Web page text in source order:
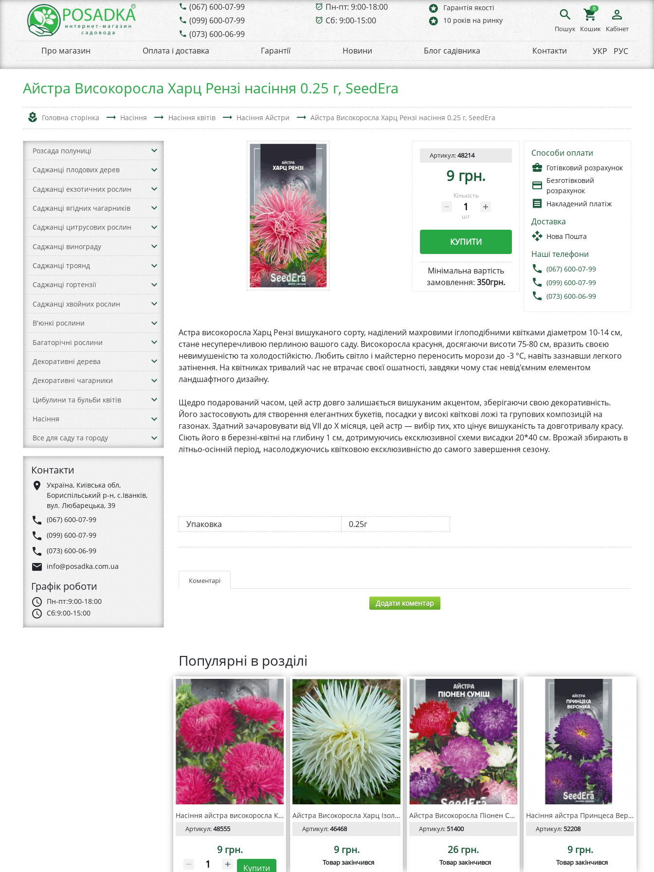
phone (067) 600-07-99
phone (099) 600-07-99
phone (073) 600-06-99
alarm_on Пн-пт: 9:00-18:00
alarm_on Сб: 9:00-15:00
stars Гарантія якості
stars 10 років на ринку search
Пошук
shopping_cart
0
Кошик
person_outline
Кабінет
Про магазин Оплата і доставка Гарантії Новини Блог садівника Контакти УКР РУС
Айстра Високоросла Харц Рензі насіння 0.25 г, SeedEra
local_florist Головна сторінка trending_flat Насіння trending_flat Насіння квітів trending_flat Насіння Айстри trending_flat Айстра Високоросла Харц Рензі насіння 0.25 г, SeedEra
Розсада полуниці keyboard_arrow_down
Саджанці плодових дерев keyboard_arrow_down
Саджанці екзотичних рослин keyboard_arrow_down
Саджанці ягідних чагарників keyboard_arrow_down
Саджанці цитрусових рослин keyboard_arrow_down
Саджанці винограду keyboard_arrow_down
Саджанці троянд keyboard_arrow_down
Саджанці гортензії keyboard_arrow_down
Саджанці хвойних рослин keyboard_arrow_down
В'юнкі рослини keyboard_arrow_down
Багаторічні рослини keyboard_arrow_down
Декоративні дерева keyboard_arrow_down
Декоративні чагарники keyboard_arrow_down
Цибулини та бульби квітів keyboard_arrow_down
Насіння keyboard_arrow_down
Все для саду та городу keyboard_arrow_down
Контакти
place
Україна, Київська обл,
Бориспільський р-н, с.Іванків,
вул. Любарецька, 39
phone (067) 600-07-99
phone (099) 600-07-99
phone (073) 600-06-99
email info@posadka.com.ua
Графік роботи
schedule Пн-пт:9:00-18:00
schedule Сб:9:00-15:00
Артикул:48214
9 грн.
Кількість
шт
КУПИТИ
Мінімальна вартість
замовлення: 350грн.
Способи оплати
business_center Готівковий розрахунок
payment Безготівковий
розрахунок
receipt Накладений платіж
Доставка
open_with Нова Пошта
Наші телефони
local_phone (067) 600-07-99
local_phone (099) 600-07-99
local_phone (073) 600-06-99
Астра високоросла Харц Рензі вишуканого сорту, наділений махровими іглоподібними квітками діаметром 10-14 см,
стане несуперечливою перлиною вашого саду. Високоросла красуня, досягаючи висоти 75-80 см, вразить своєю
невимушеністю та холодостійкістю. Любить світло і майстерно переносить морози до -3 °C, навіть зазнавши легкого
затінення. На квітниках тривалий час не втрачає своєї ошатності, завдяки чому стає невід'ємним елементом
ландшафтного дизайну.
Щедро подарований часом, цей астр довго залишається вишуканим акцентом, зберігаючи свою декоративність.
Його застосовують для створення елегантних букетів, посадки у високі квіткові ложі та групових композицій на
газонах. Здатний зачаровувати від VII до X місяця, цей астр — вибір тих, хто цінує вишуканість та довготривалу красу.
Сіють його в березні-квітні на глибину 1 см, дотримуючись ексклюзивної схеми висадки 20*40 см. Врожай збирають в
літньо-осінній період, насолоджуючись квітковою ексклюзивністю до самого завершення сезону.
Упаковка 0.25г
Коментарі
Додати коментар
Популярні в розділі
Насіння айстра високоросла Крален Камео 0,25 г, Seedera
Артикул:48555
9 грн.
Купити
Айстра Високоросла Харц Ізольда насінння 0.25 г, SeedEra
Артикул:46468
9 грн.
Товар закінчився
Айстра Високоросла Піонен Суміш насіння 3 г, SeedEra
Артикул:51400
26 грн.
Товар закінчився
Насіння айстра Принцеса Вероніка 0.25г, SeedEra
Артикул:52208
9 грн.
Товар закінчився